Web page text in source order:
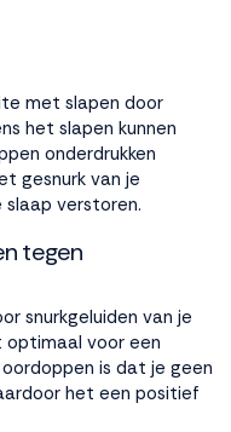
met slapen door
het slapen kunnen
onderdrukken
gesnurk van je
slaap verstoren.
tegen
snurkgeluiden van je
voor een
is dat je geen
het een positief